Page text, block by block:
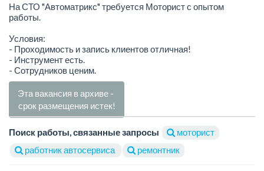
На СТО "Автоматрикс" требуется Моторист с опытом
работы.
Условия:
- Проходимость и запись клиентов отличная!
- Инструмент есть.
- Сотрудников ценим.
Эта вакансия в архиве -
срок размещения истек!
Поиск работы, связанные запросы
моторист
работник автосервиса
ремонтник